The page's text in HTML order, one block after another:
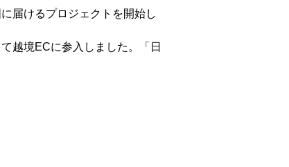
届けるプロジェクトを開始し
越境ECに参入しました。「日